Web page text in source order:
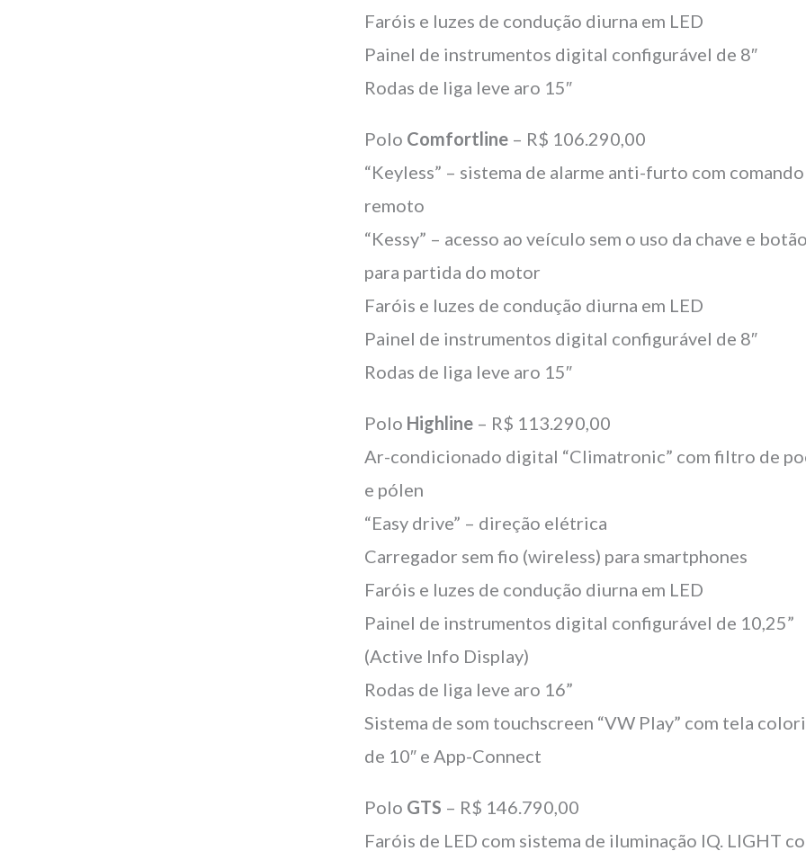
Faróis e luzes de condução diurna em LED
Painel de instrumentos digital configurável de 8″
Rodas de liga leve aro 15″
Polo Comfortline – R$ 106.290,00
“Keyless” – sistema de alarme anti-furto com comando
remoto
“Kessy” – acesso ao veículo sem o uso da chave e
para partida do motor
Faróis e luzes de condução diurna em LED
Painel de instrumentos digital configurável de 8″
Rodas de liga leve aro 15″
Polo Highline – R$ 113.290,00
Ar-condicionado digital “Climatronic” com filtro de
e pólen
“Easy drive” – direção elétrica
Carregador sem fio (wireless) para smartphones
Faróis e luzes de condução diurna em LED
Painel de instrumentos digital configurável de 10,25”
(Active Info Display)
Rodas de liga leve aro 16”
Sistema de som touchscreen “VW Play” com tela
de 10″ e App-Connect
Polo GTS – R$ 146.790,00
Faróis de LED com sistema de iluminação IQ. LIGHT